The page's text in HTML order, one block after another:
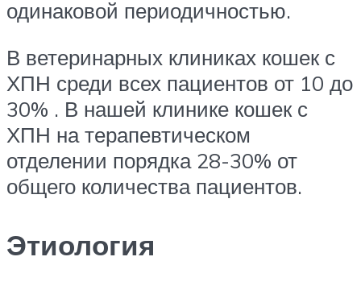
одинаковой периодичностью.
В ветеринарных клиниках кошек с
ХПН среди всех пациентов от 10 до
30% . В нашей клинике кошек с
ХПН на терапевтическом
отделении порядка 28-30% от
общего количества пациентов.
Этиология